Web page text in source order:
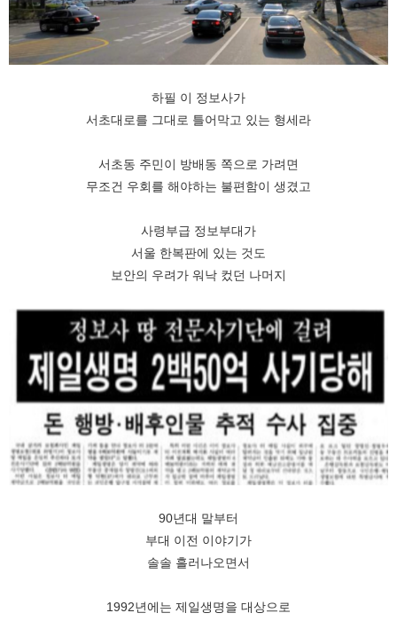
하필 이 정보사가
서초대로를 그대로 틀어막고 있는 형세라
서초동 주민이 방배동 쪽으로 가려면
무조건 우회를 해야하는 불편함이 생겼고
사령부급 정보부대가
서울 한복판에 있는 것도
보안의 우려가 워낙 컸던 나머지
90년대 말부터
부대 이전 이야기가
솔솔 흘러나오면서
1992년에는 제일생명을 대상으로